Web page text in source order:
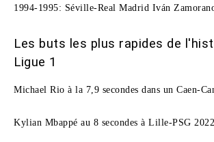
1994-1995: Séville-Real Madrid Iván
Les buts les plus rapides de
Ligue 1
Michael Rio à la 7,9 secondes dans un Caen-
Kylian Mbappé au 8 secondes à Lille-PSG 2022